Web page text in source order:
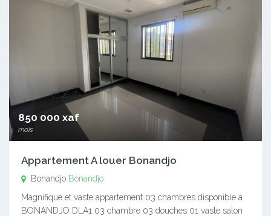
850 000 xaf
mois
Appartement A louer Bonandjo
Bonandjo Bonandjo
Magnifique et vaste appartement 03 chambres disponible à
BONANDJO DLA1 03 chambre 03 douches 01 vaste salon